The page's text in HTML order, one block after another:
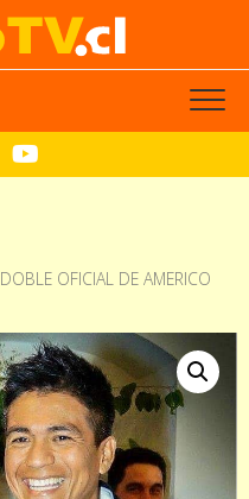
DOBLE OFICIAL DE AMERICO